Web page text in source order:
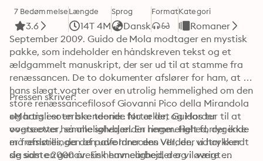
7 Bedømmelse
3.6
Længde
14T 4M
Sprog
Dansk
FormatKategori
Romaner
September 2009. Guido de Mola modtager en mystisk
pakke, som indeholder en håndskreven tekst og et
ældgammelt manuskript, der ser ud til at stamme fra
renæssancen. De to dokumenter afslører for ham, at
hans slægt vogter over en utrolig hemmelighed om den
store renæssancefilosof Giovanni Pico della Mirandola
og hans esoteriske teorier. Nu er det Guidos tur til at
vogte over hemmeligheden. En hemmelighed, der ikke
må afsløres, da den udfordrer den verden, vi har kendt
de sidste 2000 år. En hemmelighed, der vil være en
Pressen skriver:
»Martigli er en blændende fortæller, og Harder
oversætter, så alle sølvbjælder ringer. Helt forrygende
er fremstillingen af pave Innocens VIII, der udtrykker
sig som en genovesisk havnearbejder og i øvrigt